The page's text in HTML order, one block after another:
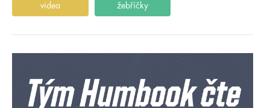
videa žebříčky